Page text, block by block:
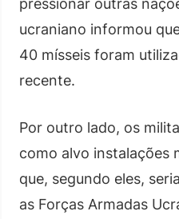
pressionar outras
ucraniano informou
40 mísseis foram
recente.
Por outro lado, os
como alvo instalações
que, segundo eles,
as Forças Armadas